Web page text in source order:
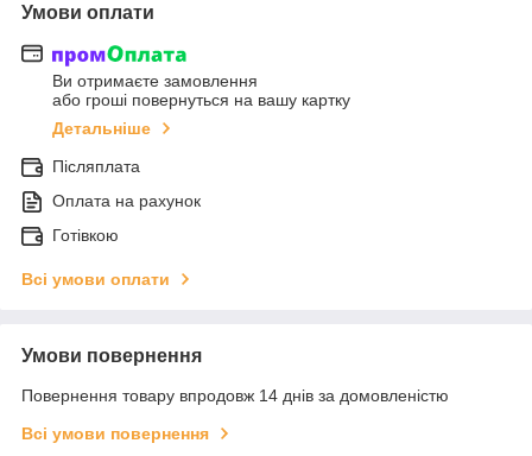
Умови оплати
Ви отримаєте замовлення
або гроші повернуться на вашу картку
Детальніше
Післяплата
Оплата на рахунок
Готівкою
Всі умови оплати
Умови повернення
Повернення товару впродовж 14 днів за домовленістю
Всі умови повернення